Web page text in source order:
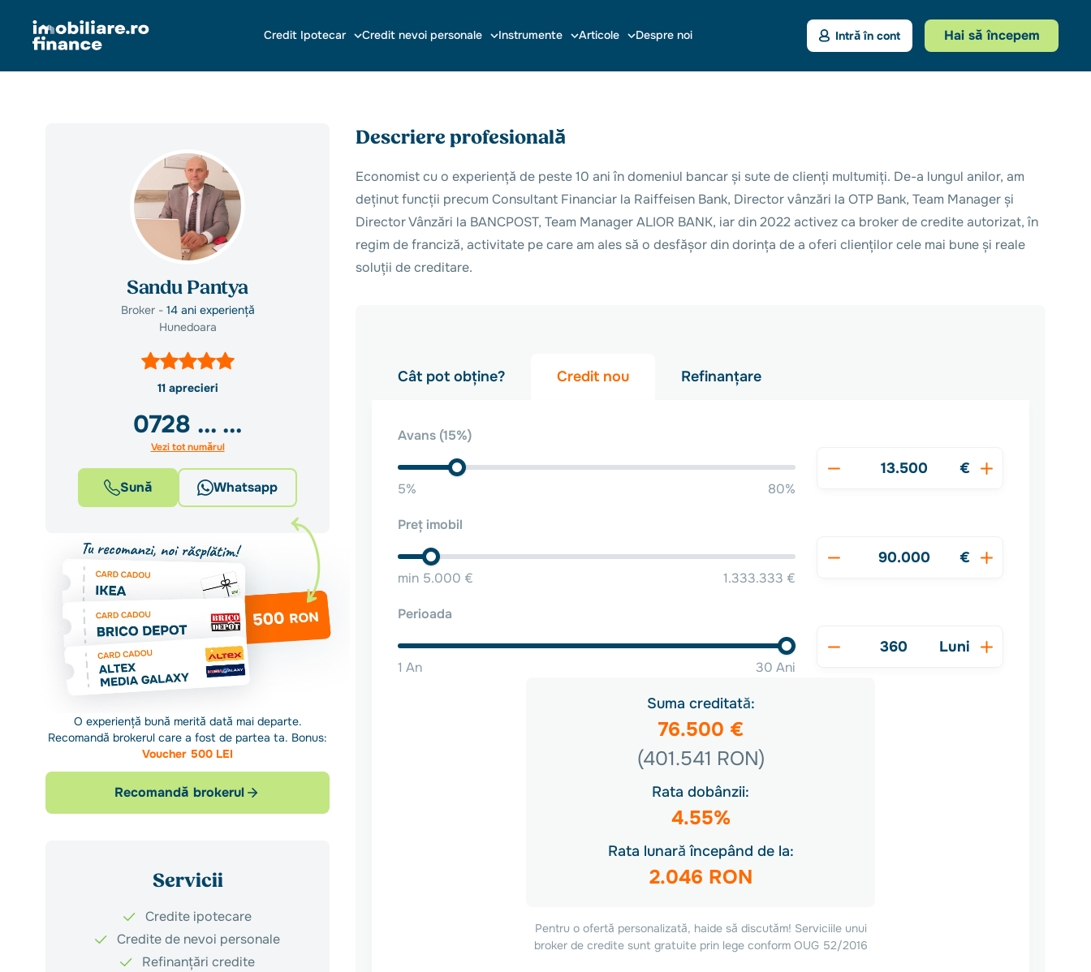
Credit Ipotecar Credit nevoi personale Instrumente Articole Despre noi Intră în cont Hai să începem
Sandu Pantya
Broker - 14 ani experiență
Hunedoara
11 aprecieri
0728 ... ...
Vezi tot numărul
Sună Whatsapp
O experiență bună merită dată mai departe.
Recomandă brokerul care a fost de partea ta. Bonus:
Voucher 500 LEI
Recomandă brokerul
Servicii
Credite ipotecare
Credite de nevoi personale
Refinanțări credite
Descriere profesională
Economist cu o experiență de peste 10 ani în domeniul bancar și sute de clienți multumiți. De-a lungul anilor, am
deținut funcții precum Consultant Financiar la Raiffeisen Bank, Director vânzări la OTP Bank, Team Manager și
Director Vânzări la BANCPOST, Team Manager ALIOR BANK, iar din 2022 activez ca broker de credite autorizat, în
regim de franciză, activitate pe care am ales să o desfășor din dorința de a oferi clienților cele mai bune și reale
soluții de creditare.
Cât pot obține? Credit nou Refinanțare
Avans (15%)
€
5% 80%
Preț imobil
€
min 5.000 € 1.333.333 €
Perioada
Luni
1 An 30 Ani
Suma creditată:
76.500 €
(401.541 RON)
Rata dobânzii:
4.55%
Rata lunară începând de la:
2.046 RON
Pentru o ofertă personalizată, haide să discutăm! Serviciile unui
broker de credite sunt gratuite prin lege conform OUG 52/2016